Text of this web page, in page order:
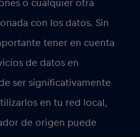
o cualquier otra
con los datos. Sin
tener en cuenta
de datos en
ser significativamente
en tu red local,
de origen puede